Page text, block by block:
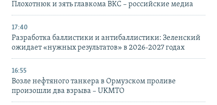
Плохотнюк и зять главкома ВКС – российские медиа
17:40
Разработка баллистики и антибаллистики: Зеленский
ожидает «нужных результатов» в 2026-2027 годах
16:55
Возле нефтяного танкера в Ормузском проливе
произошли два взрыва – UKMTO